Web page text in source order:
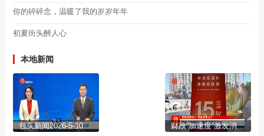
你的碎碎念，温暖了我的岁岁年年
初夏街头醉人心
本地新闻
包头新闻2026-5-10 财政“加速度”激发消费新活力